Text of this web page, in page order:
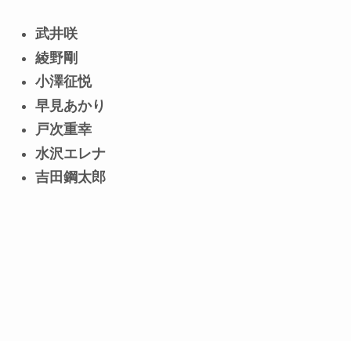
武井咲
綾野剛
小澤征悦
早見あかり
戸次重幸
水沢エレナ
吉田鋼太郎